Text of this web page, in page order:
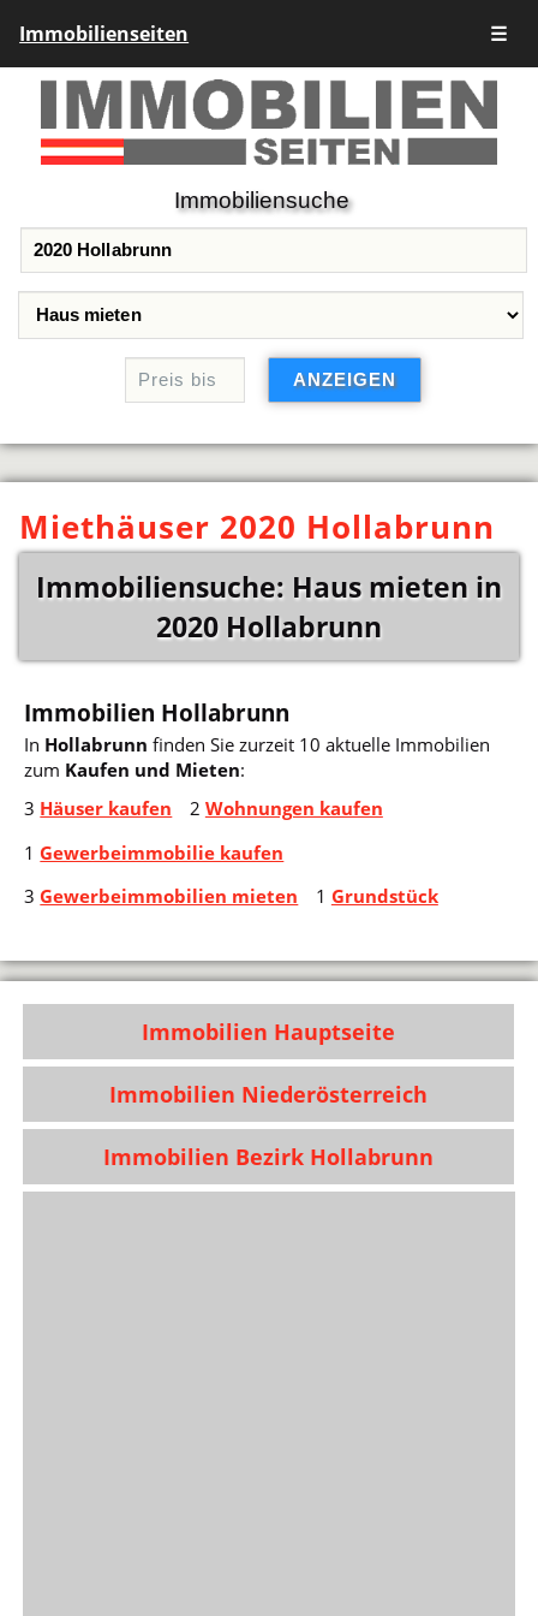
Immobilienseiten ☰
Immobiliensuche
Miethäuser 2020 Hollabrunn
Immobiliensuche: Haus mieten in
2020 Hollabrunn
Immobilien Hollabrunn
In Hollabrunn finden Sie zurzeit 10 aktuelle Immobilien
zum Kaufen und Mieten:
3 Häuser kaufen 2 Wohnungen kaufen
1Gewerbeimmobilie kaufen
3Gewerbeimmobilien mieten 1 Grundstück
Immobilien Hauptseite
Immobilien Niederösterreich
Immobilien Bezirk Hollabrunn